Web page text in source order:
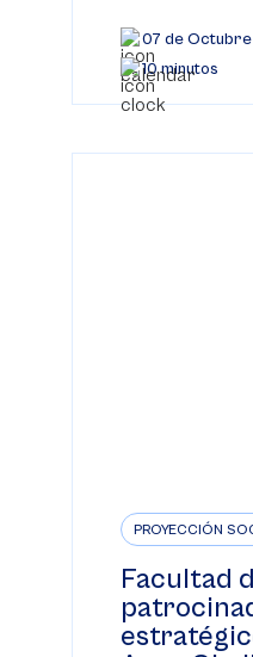
07 de
10 minutos
PROYECCIÓN
Facultad